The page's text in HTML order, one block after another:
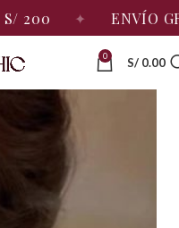
✦ ENVÍO GRATIS
0 S/ 0.00